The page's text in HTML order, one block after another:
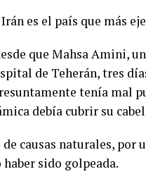
es el país que más
que Mahsa Amini,
de Teherán, tres
tenía mal
debía cubrir su
causas naturales, por
sido golpeada.